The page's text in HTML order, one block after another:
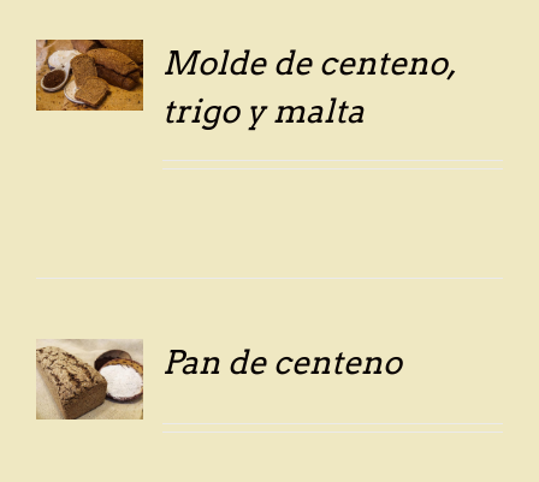
Molde de centeno,
trigo y malta
Pan de centeno